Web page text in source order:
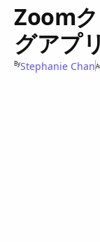
Zoom
グアプ
ByStephanie Chan